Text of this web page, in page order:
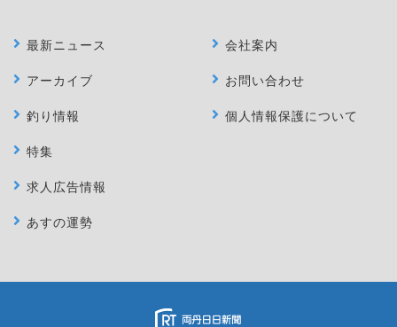
最新ニュース
アーカイブ
釣り情報
特集
求人広告情報
あすの運勢
会社案内
お問い合わせ
個人情報保護について